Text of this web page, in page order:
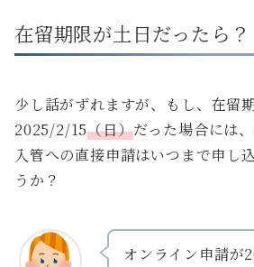
在留期限が土日だったら？
少し話がずれますが、もし、在留
2025/2/15（日）だった場合には
入管への直接申請はいつまで申し
うか？
オンライン申請が